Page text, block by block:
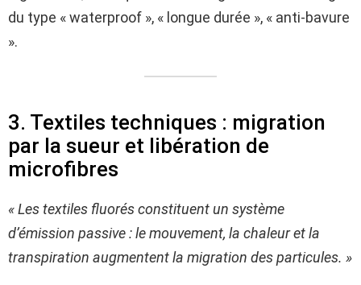
du type « waterproof », « longue durée », « anti-bavure
».
3. Textiles techniques : migration
par la sueur et libération de
microfibres
« Les textiles fluorés constituent un système
d’émission passive : le mouvement, la chaleur et la
transpiration augmentent la migration des particules. »